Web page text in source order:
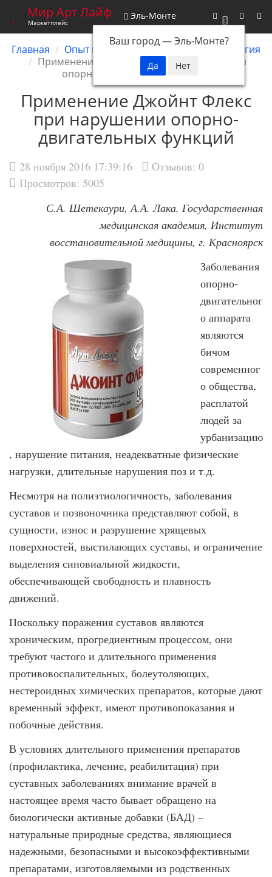
0
Мир Арт Лайф
Маркетплейс
Эль-Монте
Ваш город —Эль-Монте?
Главная Опыт применения БАД
Травматология
Применение Джойнт Флекс при нарушении
опорно-двигательных функций
Применение Джойнт Флекс
при нарушении опорно-
двигательных функций
28 ноября 2016 17:39:16 Отзывов: 0
Просмотров: 5005
С.А. Шетекаури, А.А. Лака, Государственная
медицинская академия, Институт
восстановительной медицины, г. Красноярск
Заболевания
опорно-
двигательног
о аппарата
являются
бичом
современног
о общества,
расплатой
людей за
урбанизацию
, нарушение питания, неадекватные физические
нагрузки, длительные нарушения поз и т.д.
Несмотря на полиэтиологичность, заболевания
суставов и позвоночника представляют собой, в
сущности, износ и разрушение хрящевых
поверхностей, выстилающих суставы, и ограничение
выделения синовиальной жидкости,
обеспечивающей свободность и плавность
движений.
Поскольку поражения суставов являются
хроническим, прогредиентным процессом, они
требуют частого и длительного применения
противовоспалительных, болеутоляющих,
нестероидных химических препаратов, которые дают
временный эффект, имеют противопоказания и
побочные действия.
В условиях длительного применения препаратов
(профилактика, лечение, реабилитация) при
суставных заболеваниях внимание врачей в
настоящее время часто бывает обращено на
биологически активные добавки (БАД) –
натуральные природные средства, являющиеся
надежными, безопасными и высокоэффективными
препаратами, изготовляемыми из родственных